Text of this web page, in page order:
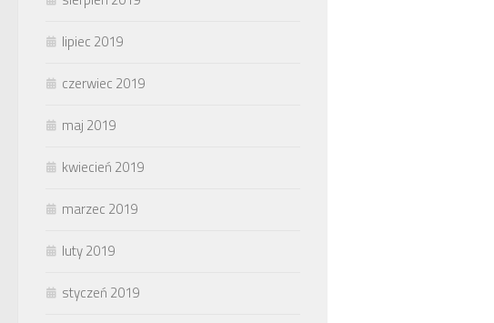
lipiec 2019
czerwiec 2019
maj 2019
kwiecień 2019
marzec 2019
luty 2019
styczeń 2019